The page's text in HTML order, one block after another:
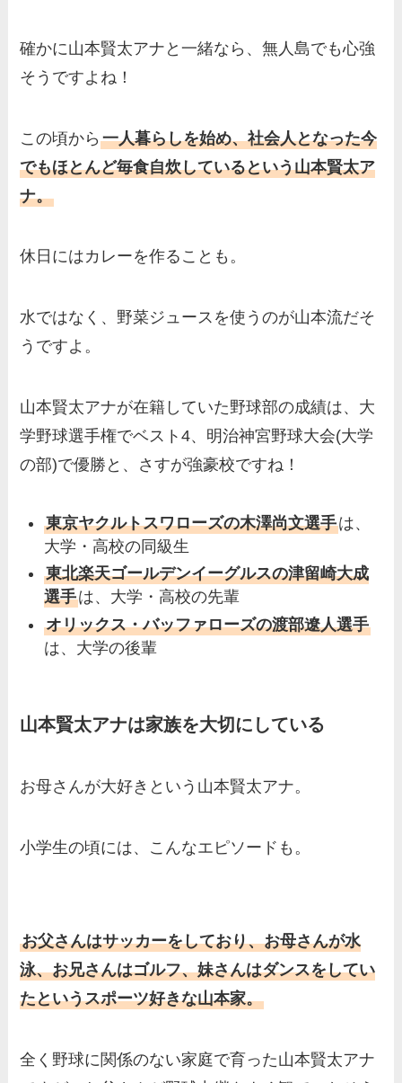
確かに山本賢太アナと一緒なら、無人島でも心強
そうですよね！
この頃から一人暮らしを始め、社会人となった今
でもほとんど毎食自炊しているという山本賢太ア
ナ。
休日にはカレーを作ることも。
水ではなく、野菜ジュースを使うのが山本流だそ
うですよ。
山本賢太アナが在籍していた野球部の成績は、大
学野球選手権でベスト4、明治神宮野球大会(大学
の部)で優勝と、さすが強豪校ですね！
東京ヤクルトスワローズの木澤尚文選手は、
大学・高校の同級生
東北楽天ゴールデンイーグルスの津留崎大成
選手は、大学・高校の先輩
オリックス・バッファローズの渡部遼人選手
は、大学の後輩
山本賢太アナは家族を大切にしている
お母さんが大好きという山本賢太アナ。
小学生の頃には、こんなエピソードも。
お父さんはサッカーをしており、お母さんが水
泳、お兄さんはゴルフ、妹さんはダンスをしてい
たというスポーツ好きな山本家。
全く野球に関係のない家庭で育った山本賢太アナ